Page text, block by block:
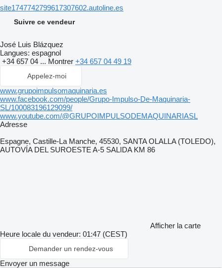
site1747742799617307602.autoline.es
Suivre ce vendeur
José Luis Blázquez
Langues: espagnol
+34 657 04 ... Montrer +34 657 04 49 19
Appelez-moi
www.grupoimpulsomaquinaria.es
www.facebook.com/people/Grupo-Impulso-De-Maquinaria-
SL/100083196129099/
www.youtube.com/@GRUPOIMPULSODEMAQUINARIASL
Adresse
Espagne, Castille-La Manche, 45530, SANTA OLALLA (TOLEDO),
AUTOVÍA DEL SUROESTE A-5 SALIDA KM 86
Afficher la carte
Heure locale du vendeur: 01:47 (CEST)
Demander un rendez-vous
Envoyer un message